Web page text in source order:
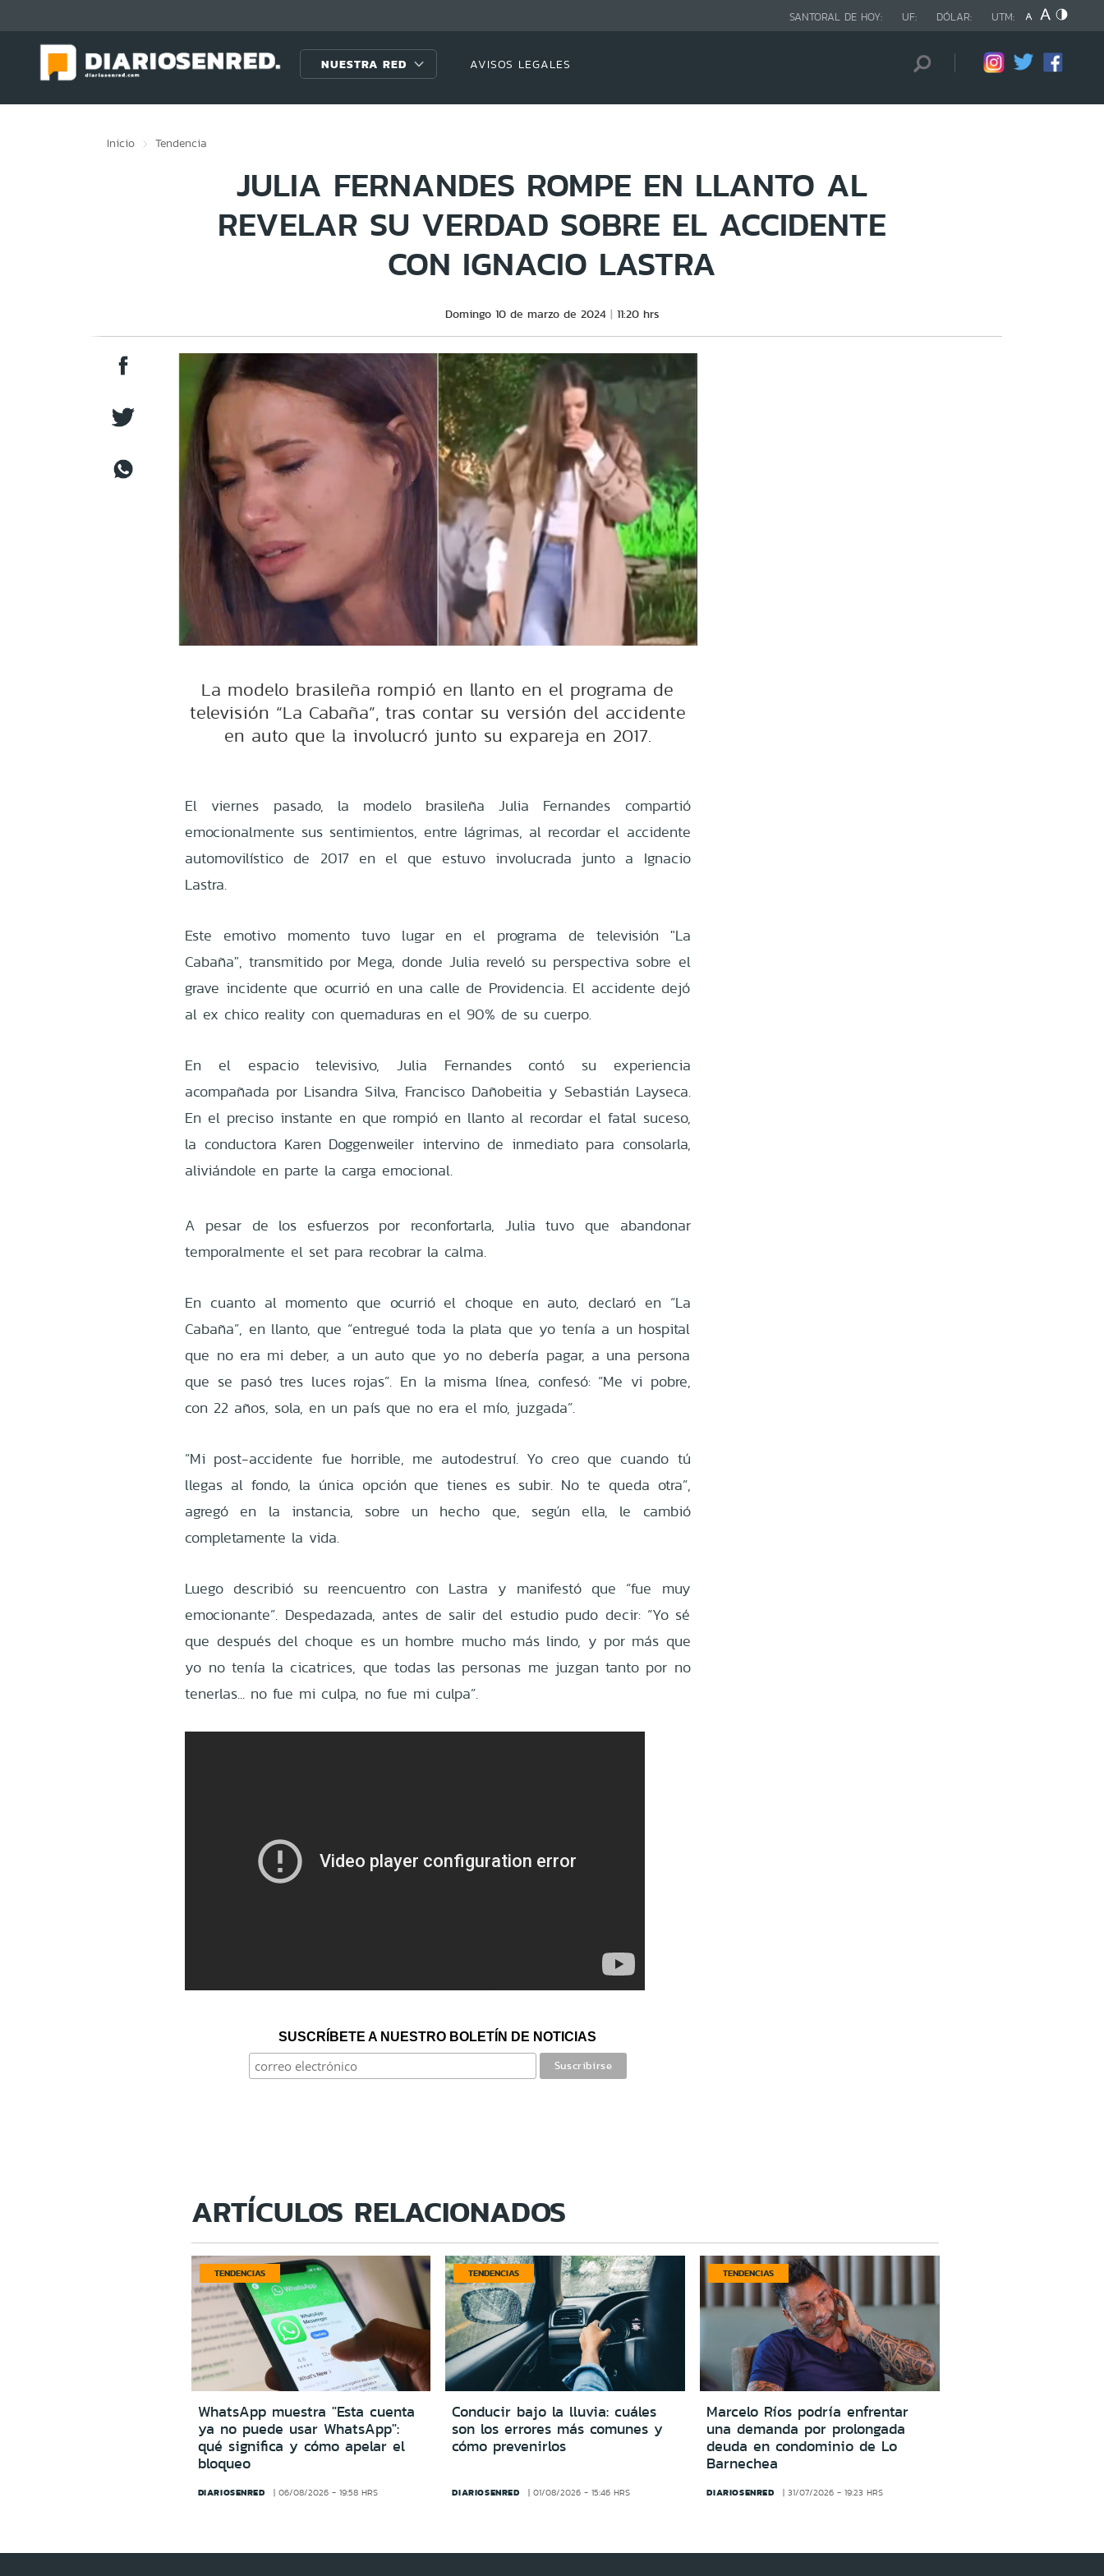
SANTORAL DE HOY: UF: DÓLAR: UTM:
NUESTRA RED AVISOS LEGALES
Inicio Tendencia
JULIA FERNANDES ROMPE EN LLANTO AL
REVELAR SU VERDAD SOBRE EL ACCIDENTE
CON IGNACIO LASTRA
Domingo 10 de marzo de 2024 11:20 hrs
La modelo brasileña rompió en llanto en el programa de
televisión “La Cabaña”, tras contar su versión del accidente
en auto que la involucró junto su expareja en 2017.
El viernes pasado, la modelo brasileña Julia Fernandes compartió
emocionalmente sus sentimientos, entre lágrimas, al recordar el accidente
automovilístico de 2017 en el que estuvo involucrada junto a Ignacio
Lastra.
Este emotivo momento tuvo lugar en el programa de televisión "La
Cabaña", transmitido por Mega, donde Julia reveló su perspectiva sobre el
grave incidente que ocurrió en una calle de Providencia. El accidente dejó
al ex chico reality con quemaduras en el 90% de su cuerpo.
En el espacio televisivo, Julia Fernandes contó su experiencia
acompañada por Lisandra Silva, Francisco Dañobeitia y Sebastián Layseca.
En el preciso instante en que rompió en llanto al recordar el fatal suceso,
la conductora Karen Doggenweiler intervino de inmediato para consolarla,
aliviándole en parte la carga emocional.
A pesar de los esfuerzos por reconfortarla, Julia tuvo que abandonar
temporalmente el set para recobrar la calma.
En cuanto al momento que ocurrió el choque en auto, declaró en “La
Cabaña”, en llanto, que “entregué toda la plata que yo tenía a un hospital
que no era mi deber, a un auto que yo no debería pagar, a una persona
que se pasó tres luces rojas”. En la misma línea, confesó: “Me vi pobre,
con 22 años, sola, en un país que no era el mío, juzgada”.
“Mi post-accidente fue horrible, me autodestruí. Yo creo que cuando tú
llegas al fondo, la única opción que tienes es subir. No te queda otra”,
agregó en la instancia, sobre un hecho que, según ella, le cambió
completamente la vida.
Luego describió su reencuentro con Lastra y manifestó que “fue muy
emocionante”. Despedazada, antes de salir del estudio pudo decir: “Yo sé
que después del choque es un hombre mucho más lindo, y por más que
yo no tenía la cicatrices, que todas las personas me juzgan tanto por no
tenerlas... no fue mi culpa, no fue mi culpa”.
SUSCRÍBETE A NUESTRO BOLETÍN DE NOTICIAS
ARTÍCULOS RELACIONADOS
TENDENCIAS
WhatsApp muestra "Esta cuenta
ya no puede usar WhatsApp":
qué significa y cómo apelar el
bloqueo
DIARIOSENRED 06/08/2026 - 19:58 HRS
TENDENCIAS
Conducir bajo la lluvia: cuáles
son los errores más comunes y
cómo prevenirlos
DIARIOSENRED 01/08/2026 - 15:46 HRS
TENDENCIAS
Marcelo Ríos podría enfrentar
una demanda por prolongada
deuda en condominio de Lo
Barnechea
DIARIOSENRED 31/07/2026 - 19:23 HRS